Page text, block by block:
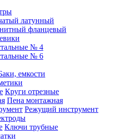
латунный
фланцевый
№ 4
№ 6
емкости
Круги отрезные
Пена монтажная
Режущий инструмент
Ключи трубные